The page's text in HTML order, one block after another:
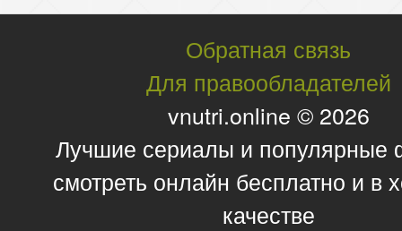
Обратная связь
Для правообладателей
vnutri.online © 2026
Лучшие сериалы и
смотреть онлайн бесплатно и в
качестве